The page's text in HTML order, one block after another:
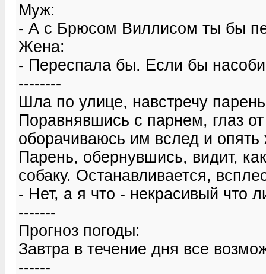
Муж:
- А с Брюсом Виллисом ты бы
Жена:
- Переспала бы. Если бы
--------
Шла по улице, навстречу
Поравнявшись с парнем, глаз
оборачиваюсь им вслед и
Парень, обернувшись, видит,
собаку. Останавливается,
- Нет, а я что - некрасивый что
-------
Прогноз погоды:
Завтра в течение дня все
------